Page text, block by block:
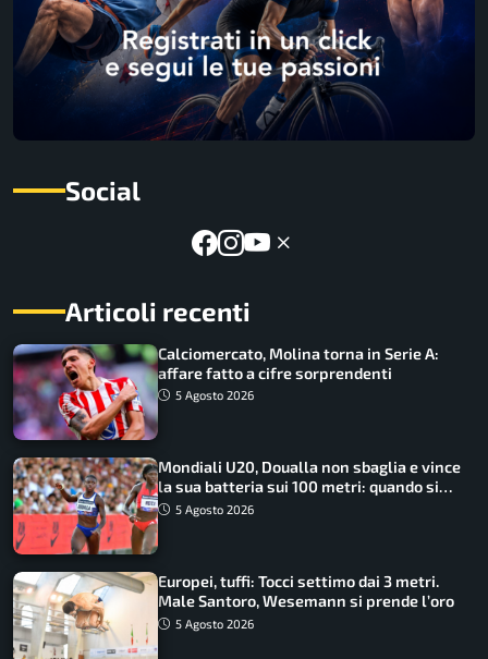
Social
Articoli recenti
Calciomercato, Molina torna in Serie A:
affare fatto a cifre sorprendenti
5 Agosto 2026
Mondiali U20, Doualla non sbaglia e vince
la sua batteria sui 100 metri: quando si
disputano le finali
5 Agosto 2026
Europei, tuffi: Tocci settimo dai 3 metri.
Male Santoro, Wesemann si prende l’oro
5 Agosto 2026